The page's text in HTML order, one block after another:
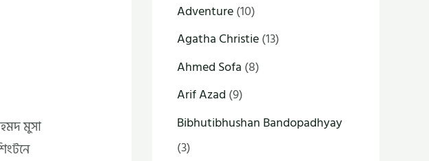
মুসা
Adventure(10)
Agatha Christie(13)
Ahmed Sofa (8)
Arif Azad (9)
Bibhutibhushan Bandopadhyay
(3)